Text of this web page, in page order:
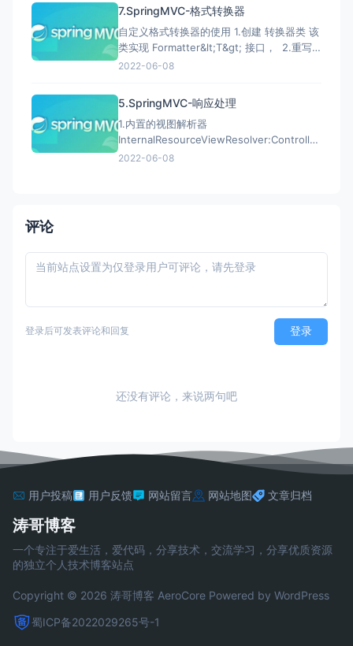
会制定的js规范）的一个子集，采用完全独
7.SpringMVC-格式转换器
自定义格式转换器的使用 1.创建 转换器类 该
类实现 Formatter&lt;T&gt; 接口， 2.重写
a：parse方法：把接收到的字符串转换成需
补充：需要借助spring标
2022-06-08
5.SpringMVC-响应处理
1.内置的视图解析器
InternalResourceViewResolver:Controller
中的方法 在返回字符串时，可以通过视图解
2022-06-08
评论
登录后可发表评论和回复 登录
还没有评论，来说两句吧
用户投稿 用户反馈 网站留言 网站地图 文章归档
涛哥博客
一个专注于爱生活，爱代码，分享技术，交流学习，分享优质资源
的独立个人技术博客站点
Copyright © 2026 涛哥博客 AeroCore Powered by WordPress
蜀ICP备2022029265号-1